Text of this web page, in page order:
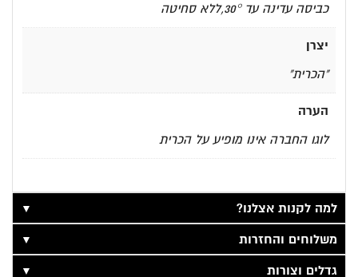
כביסה עדינה עד 30°,ללא סחיטה
יצרן
"הכרית"
הערה
לוגו החברה אינו מופיע על הכרית
למה לקנות אצלנו?
▼
משלוחים והחזרות
▼
גדלים וצורות
▼